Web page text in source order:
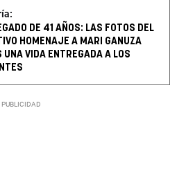
DE 41 AÑOS: LAS FOTOS DEL
HOMENAJE A MARI GANUZA
UNA VIDA ENTREGADA A LOS